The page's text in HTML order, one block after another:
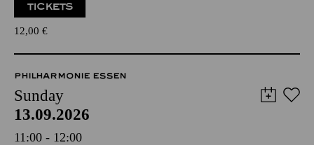
TICKETS
12,00 €
PHILHARMONIE ESSEN
Sunday
13.09.2026
11:00 - 12:00